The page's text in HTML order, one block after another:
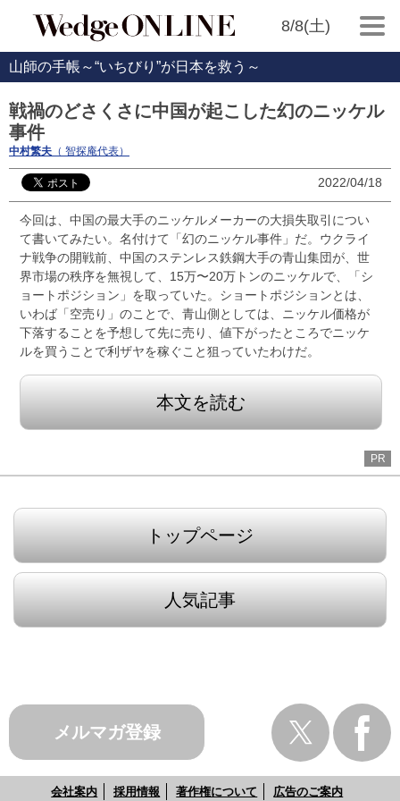
8/8(土)
山師の手帳～“いちびり”が日本を救う～
戦禍のどさくさに中国が起こした幻のニッケル
事件
中村繁夫 （ 智探庵代表）
2022/04/18
今回は、中国の最大手のニッケルメーカーの大損失取引につい
て書いてみたい。名付けて「幻のニッケル事件」だ。ウクライ
ナ戦争の開戦前、中国のステンレス鉄鋼大手の青山集団が、世
界市場の秩序を無視して、15万〜20万トンのニッケルで、「シ
ョートポジション」を取っていた。ショートポジションとは、
いわば「空売り」のことで、青山側としては、ニッケル価格が
下落することを予想して先に売り、値下がったところでニッケ
ルを買うことで利ザヤを稼ぐこと狙っていたわけだ。
本文を読む
PR
トップページ
人気記事
メルマガ登録
会社案内 採用情報 著作権について 広告のご案内